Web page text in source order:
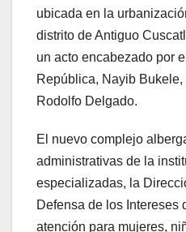
ubicada en la
distrito de Antiguo
un acto encabezado por
República, Nayib
Rodolfo Delgado.
El nuevo complejo
administrativas de la
especializadas, la
Defensa de los Intereses
atención para mujeres,